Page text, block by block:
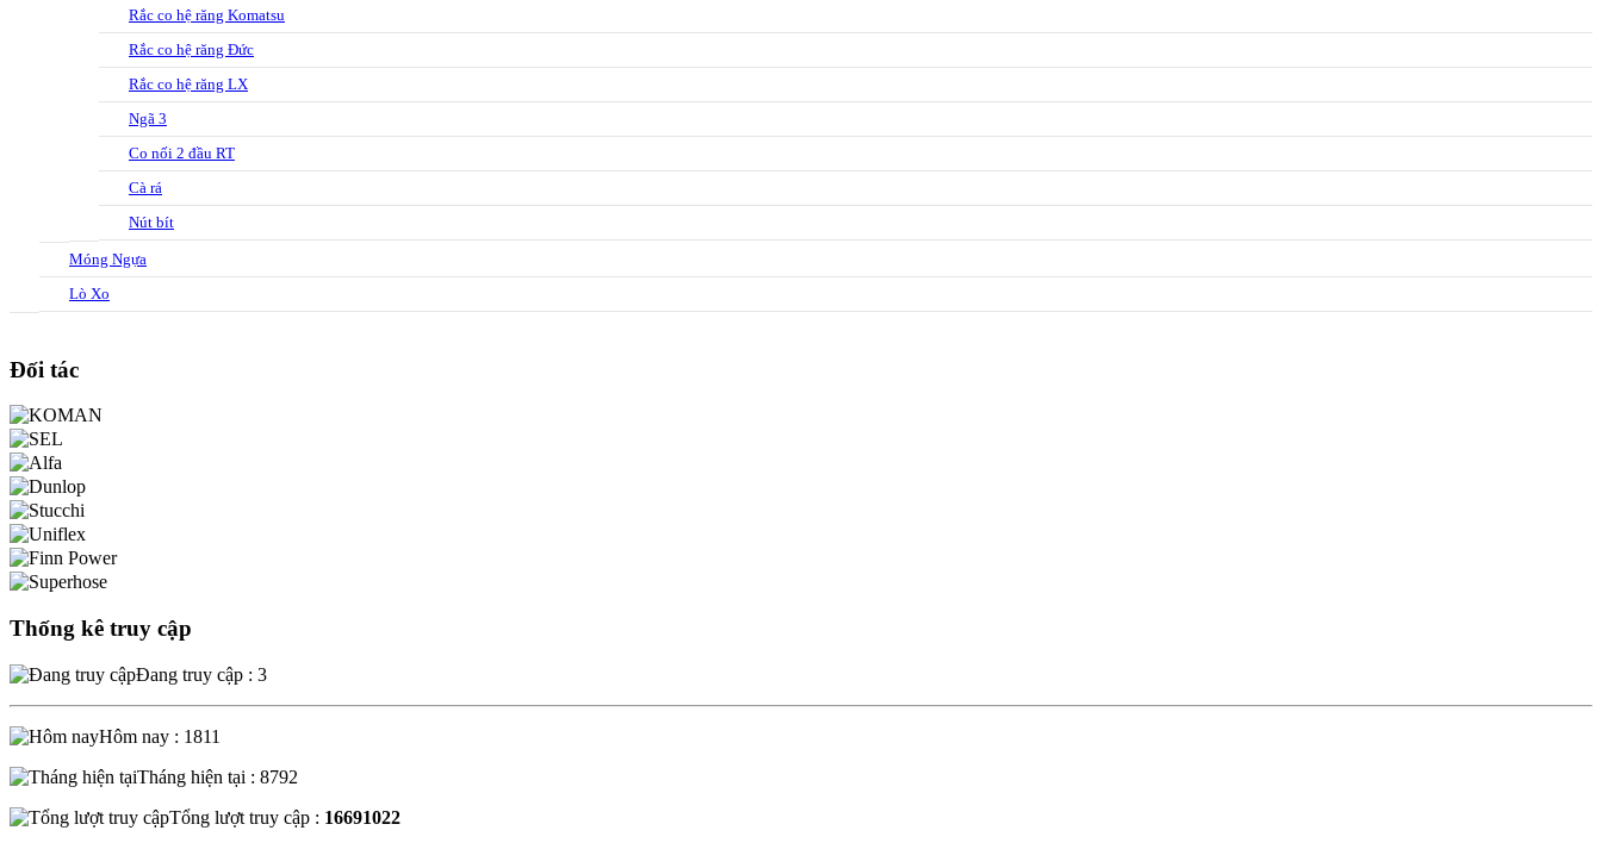
Rắc co hệ răng Komatsu
Rắc co hệ răng Đức
Rắc co hệ răng LX
Ngã 3
Co nối 2 đầu RT
Cà rá
Nút bít
Móng Ngựa
Lò Xo
Đối tác
Thống kê truy cập
Đang truy cập : 3
Hôm nay : 1811
Tháng hiện tại : 8792
Tổng lượt truy cập : 16691022